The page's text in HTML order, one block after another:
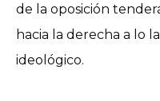
de la oposición
hacia la derecha a lo
ideológico.